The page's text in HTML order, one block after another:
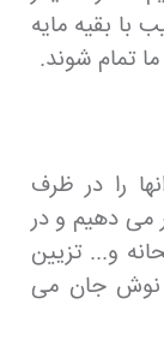
با بقیه مایه
تمام شوند.
را در ظرف
می دهیم و در
و... تزیین
نوش جان می